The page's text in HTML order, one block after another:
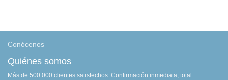
Conócenos
Quiénes somos
Más de 500.000 clientes satisfechos. Confirmación inmediata, total